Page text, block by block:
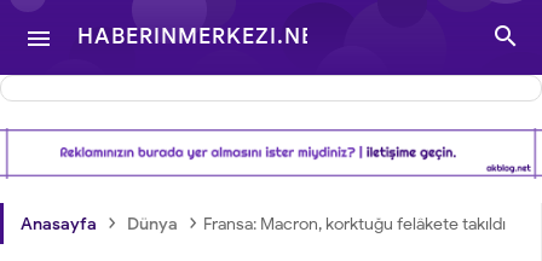
 HABERINMERKEZI.NET
- TÜRKIYE VE DÜNYA
GÜNDEMINDEN

Anasayfa › Dünya › Fransa: Macron, korktuğu felâkete takıldı